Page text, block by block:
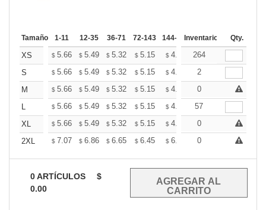
Tamaño 1-11 12-35 36-71 72-143 144-287 288 + Mas
Inventario Qty.
XS $ 5.66 $ 5.49 $ 5.32 $ 5.15 $ 4.99 $4.90
264
S
$ 5.66 $ 5.49 $ 5.32 $ 5.15 $ 4.99 $
2
M
$ 5.66 $ 5.49 $ 5.32 $ 5.15 $ 4.99 $ +
0
L
$ 5.66 $ 5.49 $ 5.32 $ 5.15 $ 4.99 $4.90
57
XL
$ 5.66 $ 5.49 $ 5.32 $ 5.15 $ 4.99 $ +
0
2XL
$ 7.07 $ 6.86 $ 6.65 $ 6.45 $ 6.24 $ +
0
0ARTÍCULOS
$
0.00